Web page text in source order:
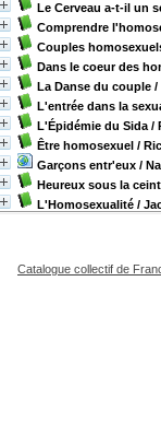
Le Cerveau a-t-il un
Comprendre
Couples
Dans le coeur des
La Danse du couple /
L'entrée dans la
L'Épidémie du Sida /
Être homosexuel /
Garçons entr'eux /
Heureux sous la
L'Homosexualité /
Catalogue collectif de